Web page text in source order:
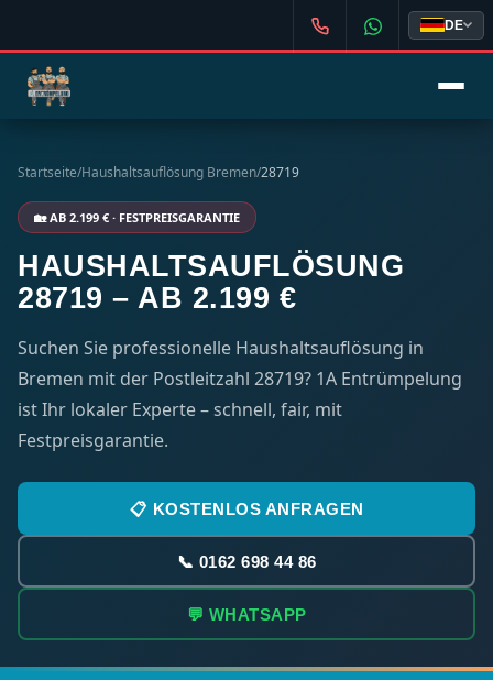
DE
Startseite/Haushaltsauflösung Bremen/28719
🏡 AB 2.199 € · FESTPREISGARANTIE
HAUSHALTSAUFLÖSUNG
28719 – AB 2.199 €
Suchen Sie professionelle Haushaltsauflösung in
Bremen mit der Postleitzahl 28719? 1A Entrümpelung
ist Ihr lokaler Experte – schnell, fair, mit
Festpreisgarantie.
📋 KOSTENLOS ANFRAGEN
📞 0162 698 44 86
💬 WHATSAPP